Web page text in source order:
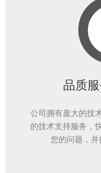
品质
公司拥有庞大的技
的技术支持服务，
您的问题，并